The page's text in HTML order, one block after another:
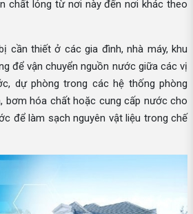
chất lỏng từ nơi này đến nơi khác theo
cần thiết ở các gia đình, nhà máy, khu
để vận chuyển nguồn nước giữa các vị
dự phòng trong các hệ thống phòng
bơm hóa chất hoặc cung cấp nước cho
để làm sạch nguyên vật liệu trong chế